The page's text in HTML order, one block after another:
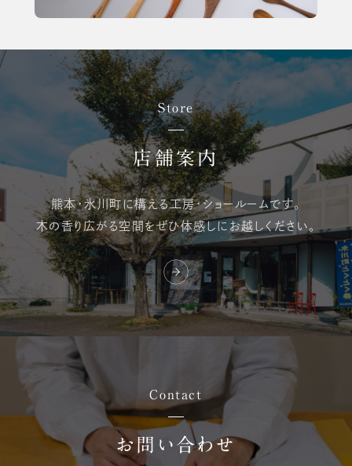
Store
店舗案内
熊本・氷川町に構える工房・ショールームです。
木の香り広がる空間をぜひ体感しにお越しください。
Contact
お問い合わせ